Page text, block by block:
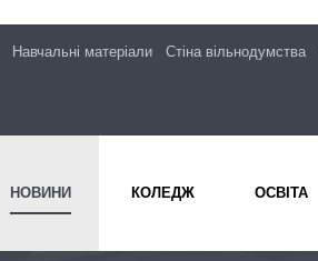
Навчальні матеріали Стіна вільнодумства
НОВИНИ КОЛЕДЖ ОСВІТА